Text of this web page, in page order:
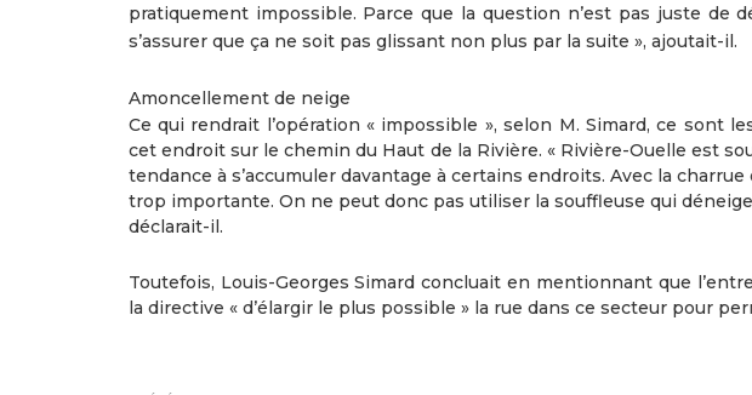
pratiquement impossible. Parce que la question n’est pas juste de
s’assurer que ça ne soit pas glissant non plus par la suite », ajoutait-il.
Amoncellement de neige
Ce qui rendrait l’opération « impossible », selon M. Simard, ce sont
cet endroit sur le chemin du Haut de la Rivière. « Rivière-Ouelle est
tendance à s’accumuler davantage à certains endroits. Avec la
trop importante. On ne peut donc pas utiliser la souffleuse qui
déclarait-il.
Toutefois, Louis-Georges Simard concluait en mentionnant que
la directive « d’élargir le plus possible » la rue dans ce secteur pour